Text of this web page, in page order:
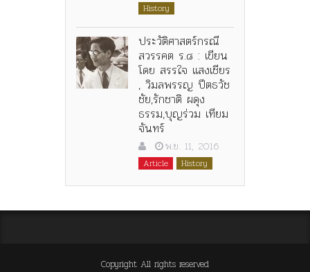
History
ประวัติศาสตร์กรณี
สวรรคต ร.๘ : เขียน
โดย สรรใจ แสงเชียร
, วิมลพรรญ ปีตธวัช
ชัย,รักชาติ ผดุง
ธรรม,บุญร่วม เทียม
จันทร์
พ.ย. 11, 2016
Article History
Copyright All rights reserved